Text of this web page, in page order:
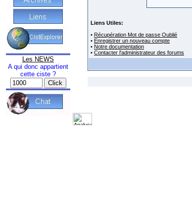
Les NEWS
A qui donc appartient
cette ciste ?
Liens Utiles:
• Récupération Mot de passe Oublié
• Enregistrer un nouveau compte
• Notre documentation
• Contacter l'administrateur des forums